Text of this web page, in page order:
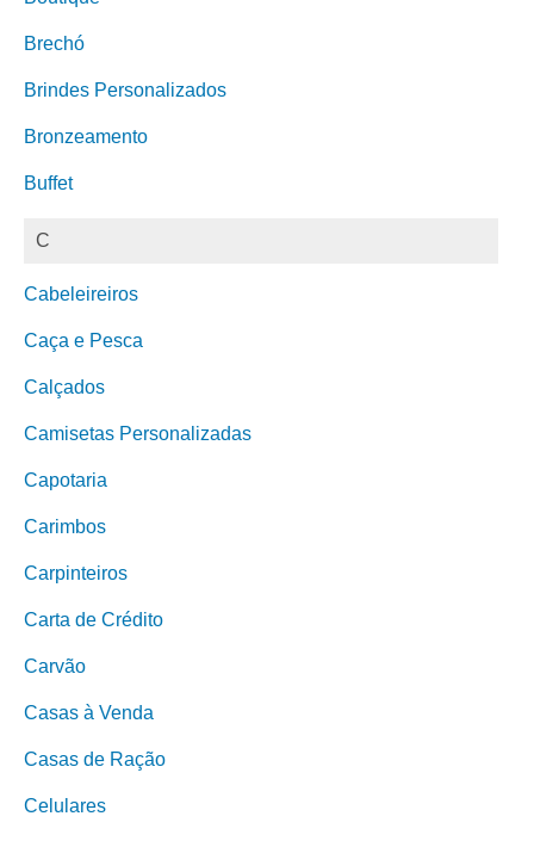
Brechó
Brindes Personalizados
Bronzeamento
Buffet
C
Cabeleireiros
Caça e Pesca
Calçados
Camisetas Personalizadas
Capotaria
Carimbos
Carpinteiros
Carta de Crédito
Carvão
Casas à Venda
Casas de Ração
Celulares